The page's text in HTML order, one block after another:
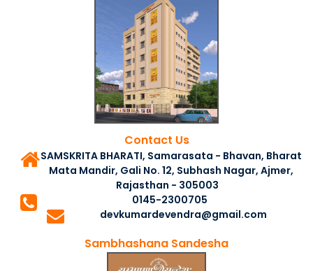
Contact Us
SAMSKRITA BHARATI, Samarasata - Bhavan, Bharat
Mata Mandir, Gali No. 12, Subhash Nagar, Ajmer,
Rajasthan - 305003
0145-2300705
devkumardevendra@gmail.com
Sambhashana Sandesha